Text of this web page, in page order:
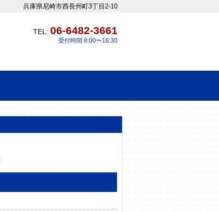
兵庫県尼崎市西長州町3丁目2-10
TEL: 06-6482-3661
受付時間 8:00〜16:30